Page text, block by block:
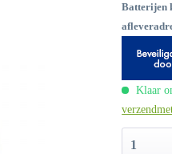
Batterijen
Klaar
1